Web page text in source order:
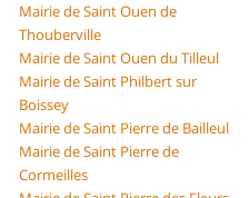
Mairie de Saint Ouen de
Thouberville
Mairie de Saint Ouen du Tilleul
Mairie de Saint Philbert sur
Boissey
Mairie de Saint Pierre de Bailleul
Mairie de Saint Pierre de
Cormeilles